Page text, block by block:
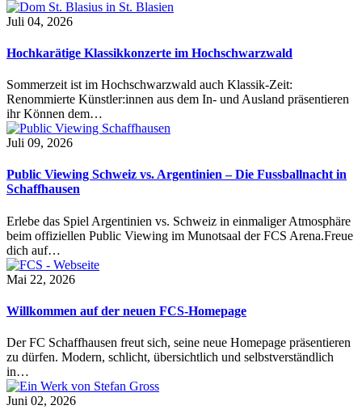
Juli 04, 2026
Hochkarätige Klassikkonzerte im Hochschwarzwald
Sommerzeit ist im Hochschwarzwald auch Klassik-Zeit:
Renommierte Künstler:innen aus dem In- und Ausland präsentieren
ihr Können dem…
Juli 09, 2026
Public Viewing Schweiz vs. Argentinien – Die Fussballnacht in
Schaffhausen
Erlebe das Spiel Argentinien vs. Schweiz in einmaliger Atmosphäre
beim offiziellen Public Viewing im Munotsaal der FCS Arena.Freue
dich auf…
Mai 22, 2026
Willkommen auf der neuen FCS-Homepage
Der FC Schaffhausen freut sich, seine neue Homepage präsentieren
zu dürfen. Modern, schlicht, übersichtlich und selbstverständlich
in…
Juni 02, 2026